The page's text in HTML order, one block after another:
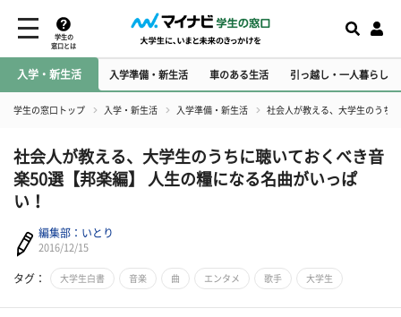
学生の
窓口とは
入学・新生活 入学準備・新生活 車のある生活 引っ越し・一人暮らし
学生の窓口トップ 入学・新生活 入学準備・新生活 社会人が教える、大学生のうち
社会人が教える、大学生のうちに聴いておくべき音
楽50選【邦楽編】 人生の糧になる名曲がいっぱ
い！
編集部：いとり
2016/12/15
タグ： 大学生白書 音楽 曲 エンタメ 歌手 大学生